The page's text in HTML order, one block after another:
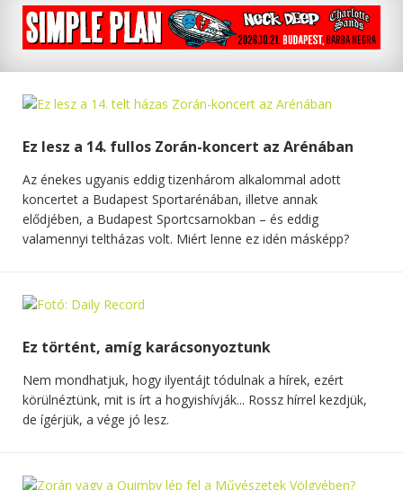
Ez lesz a 14. fullos Zorán-koncert az Arénában
Az énekes ugyanis eddig tizenhárom alkalommal adott
koncertet a Budapest Sportarénában, illetve annak
elődjében, a Budapest Sportcsarnokban – és eddig
valamennyi teltházas volt. Miért lenne ez idén másképp?
Ez történt, amíg karácsonyoztunk
Nem mondhatjuk, hogy ilyentájt tódulnak a hírek, ezért
körülnéztünk, mit is írt a hogyishívják... Rossz hírrel kezdjük,
de ígérjük, a vége jó lesz.